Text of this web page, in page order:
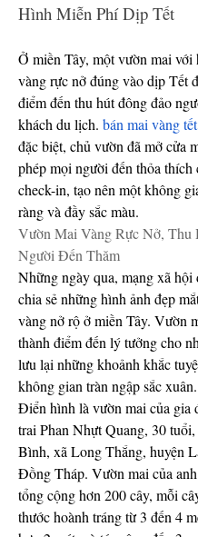
Hình Miễn Phí Dịp Tết
Ở miền Tây, một vườn mai với
vàng rực nở đúng vào dịp Tết
điểm đến thu hút đông đảo
khách du lịch. bán mai vàng
đặc biệt, chủ vườn đã mở cửa
phép mọi người đến thỏa thích
check-in, tạo nên một không
ràng và đầy sắc màu.
Vườn Mai Vàng Rực Nở, Thu
Người Đến Thăm
Những ngày qua, mạng xã hội
chia sẻ những hình ảnh đẹp
vàng nở rộ ở miền Tây. Vườn
thành điểm đến lý tưởng cho
lưu lại những khoảnh khắc
không gian tràn ngập sắc xuân.
Điển hình là vườn mai của gia
trai Phan Nhựt Quang, 30
Bình, xã Long Thắng, huyện
Đồng Tháp. Vườn mai của
tổng cộng hơn 200 cây, mỗi
thước hoành tráng từ 3 đến 4